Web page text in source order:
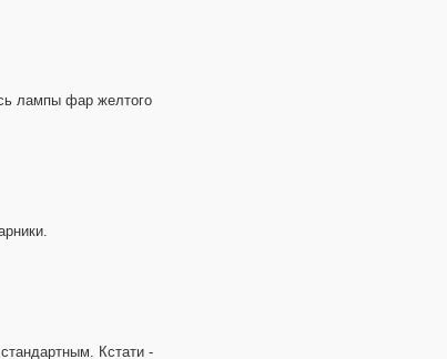
лампы фар желтого
Кстати -